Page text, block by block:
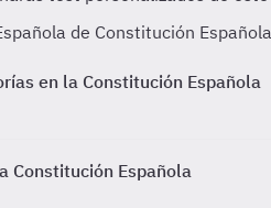
de Constitución Española
en la Constitución Española
Constitución Española